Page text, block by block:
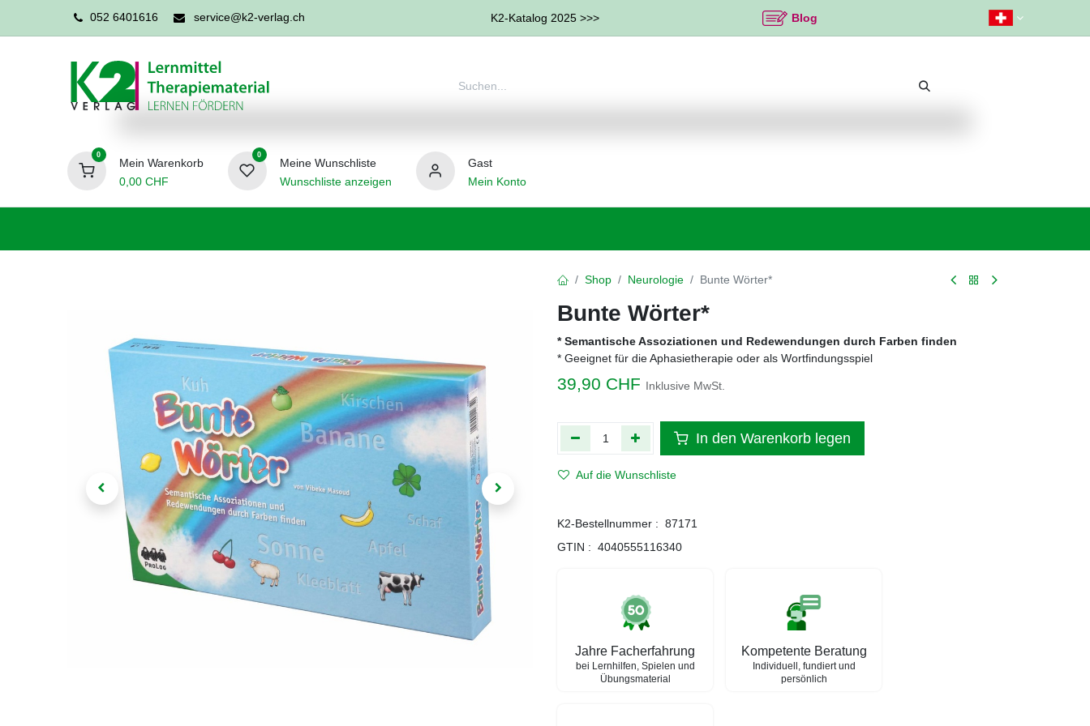
052 6401616 service@k2-verlag.ch K2-Katalog 2025 >>> Blog
0
Mein Warenkorb
0,00CHF
0
Meine Wunschliste
Wunschliste anzeigen
Gast
Mein Konto
Shop Neurologie Bunte Wörter*
Bunte Wörter*
* Semantische Assoziationen und Redewendungen durch Farben finden
* Geeignet für die Aphasietherapie oder als Wortfindungsspiel
39,90 CHF Inklusive MwSt.
In den Warenkorb legen
Auf die Wunschliste
K2-Bestellnummer : 87171
GTIN : 4040555116340
Jahre Facherfahrung
bei Lernhilfen, Spielen und
Übungsmaterial
Kompetente Beratung
Individuell, fundiert und
persönlich